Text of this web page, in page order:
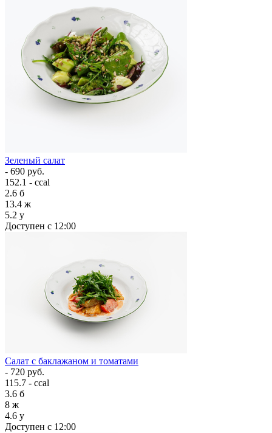
Зеленый салат
- 690 руб.
152.1 - ccal
2.6 б
13.4 ж
5.2 у
Доступен с 12:00
Салат с баклажаном и томатами
- 720 руб.
115.7 - ccal
3.6 б
8 ж
4.6 у
Доступен с 12:00